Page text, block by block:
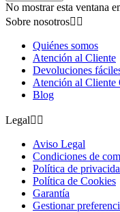
No mostrar esta ventana
Sobre nosotros 
Quiénes somos
Atención al Cliente
Devoluciones
Atención al Cliente
Blog
Legal 
Aviso Legal
Condiciones de
Política de
Política de Cookies
Garantía
Gestionar